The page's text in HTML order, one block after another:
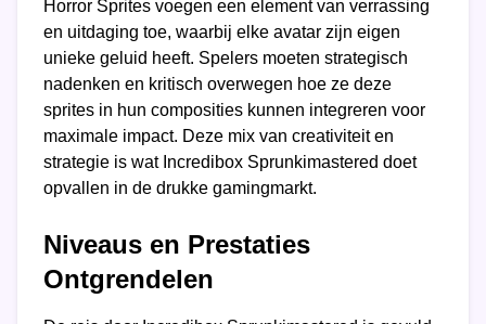
Horror Sprites voegen een element van verrassing
en uitdaging toe, waarbij elke avatar zijn eigen
unieke geluid heeft. Spelers moeten strategisch
nadenken en kritisch overwegen hoe ze deze
sprites in hun composities kunnen integreren voor
maximale impact. Deze mix van creativiteit en
strategie is wat Incredibox Sprunkimastered doet
opvallen in de drukke gamingmarkt.
Niveaus en Prestaties
Ontgrendelen